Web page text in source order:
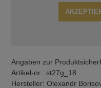
Angaben zur
Artikel-nr.: st27g_18
Hersteller: Olexandr